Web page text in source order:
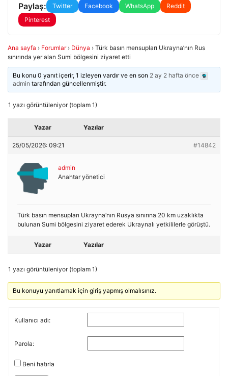
Paylaş: Twitter Facebook WhatsApp
Reddit
Pinterest
Ana sayfa › Forumlar › Dünya › Türk basın mensupları Ukrayna’nın Rus
sınırında yer alan Sumi bölgesini ziyaret etti
Bu konu 0 yanıt içerir, 1 izleyen vardır ve en son 2 ay 2 hafta önce
admin tarafından güncellenmiştir.
1 yazı görüntüleniyor (toplam 1)
Yazar Yazılar
25/05/2026: 09:21 #14842
admin
Anahtar yönetici
Türk basın mensupları Ukrayna’nın Rusya sınırına 20 km uzaklıkta
bulunan Sumi bölgesini ziyaret ederek Ukraynalı yetkililerle görüştü.
Yazar Yazılar
1 yazı görüntüleniyor (toplam 1)
Bu konuyu yanıtlamak için giriş yapmış olmalısınız.
Kullanıcı adı:
Parola:
Beni hatırla